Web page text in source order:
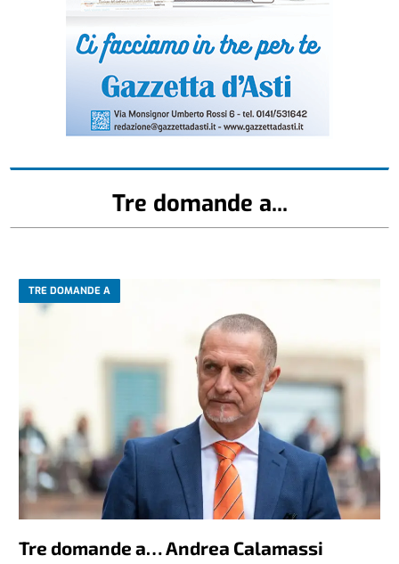
Tre domande a...
TRE DOMANDE A
Tre domande a… Andrea Calamassi